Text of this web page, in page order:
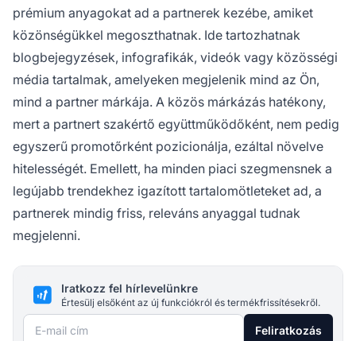
prémium anyagokat ad a partnerek kezébe, amiket
közönségükkel megoszthatnak. Ide tartozhatnak
blogbejegyzések, infografikák, videók vagy közösségi
média tartalmak, amelyeken megjelenik mind az Ön,
mind a partner márkája. A közös márkázás hatékony,
mert a partnert szakértő együttműködőként, nem pedig
egyszerű promotőrként pozicionálja, ezáltal növelve
hitelességét. Emellett, ha minden piaci szegmensnek a
legújabb trendekhez igazított tartalomötleteket ad, a
partnerek mindig friss, releváns anyaggal tudnak
megjelenni.
Iratkozz fel hírlevelünkre
Értesülj elsőként az új funkciókról és termékfrissítésekről.
E-mail cím Feliratkozás